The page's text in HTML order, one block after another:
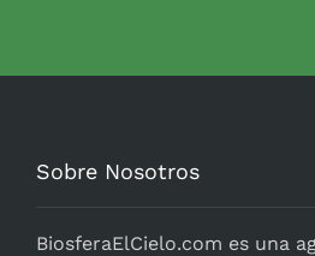
Sobre Nosotros
BiosferaElCielo.com es una